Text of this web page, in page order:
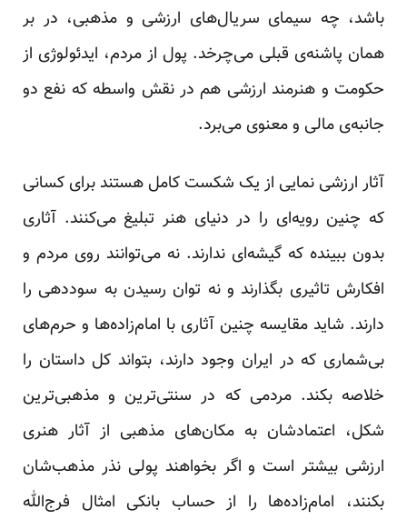
باشد، چه سیمای سریال‌های ارزشی و مذهبی، در بر
همان پاشنه‌ی قبلی می‌چرخد. پول از مردم، ایدئولوژی از
حکومت و هنرمند ارزشی هم در نقش واسطه که نفع دو
جانبه‌ی مالی و معنوی می‌برد.
آثار ارزشی نمایی از یک شکست کامل هستند برای کسانی
که چنین رویه‌ای را در دنیای هنر تبلیغ می‌کنند. آثاری
بدون ببینده که گیشه‌ای ندارند. نه می‌توانند روی مردم و
افکارش تاثیری بگذارند و نه توان رسیدن به سوددهی را
دارند. شاید مقایسه چنین آثاری با امام‌زاده‌ها و حرم‌های
بی‌شماری که در ایران وجود دارند، بتواند کل داستان را
خلاصه بکند. مردمی که در سنتی‌ترین و مذهبی‌ترین
شکل، اعتمادشان به مکان‌های مذهبی از آثار هنری
ارزشی بیشتر است و اگر بخواهند پولی نذر مذهب‌شان
بکنند، امام‌زاده‌ها را از حساب بانکی امثال فرج‌الله